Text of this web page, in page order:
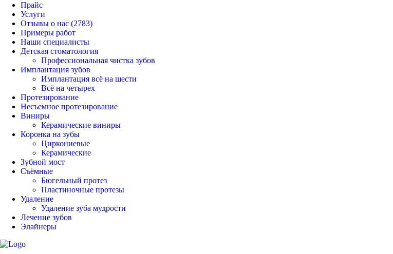
Прайс
Услуги
Отзывы о нас (2783)
Примеры работ
Наши специалисты
Детская стоматология
Профессиональная чистка зубов
Имплантация зубов
Имплантация всё на шести
Всё на четырех
Протезирование
Несъемное протезирование
Виниры
Керамические виниры
Коронка на зубы
Циркониевые
Керамические
Зубной мост
Съёмные
Бюгельный протез
Пластиночные протезы
Удаление
Удаление зуба мудрости
Лечение зубов
Элайнеры